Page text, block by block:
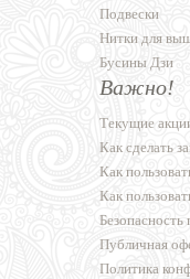
Подвески
Нитки для
Бусины Дзи
Важно!
Текущие
Как сделать
Как
Как
Безопасность
Публичная
Политика